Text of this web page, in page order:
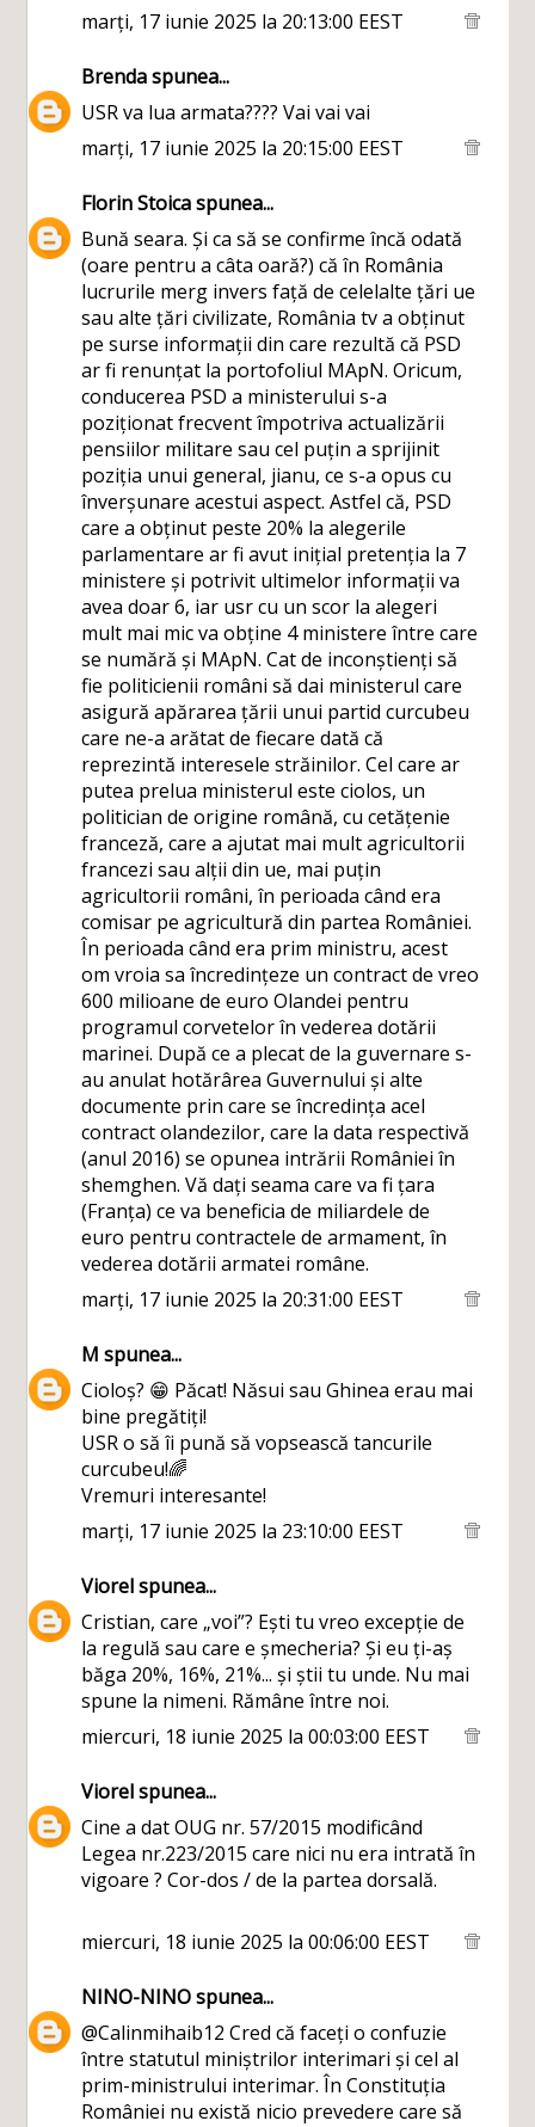
marți, 17 iunie 2025 la 20:13:00 EEST
Brendaspunea...
USR va lua armata???? Vai vai vai
marți, 17 iunie 2025 la 20:15:00 EEST
Florin Stoicaspunea...
Bună seara. Și ca să se confirme încă odată
(oare pentru a câta oară?) că în România
lucrurile merg invers față de celelalte țări ue
sau alte țări civilizate, România tv a obținut
pe surse informații din care rezultă că PSD
ar fi renunțat la portofoliul MApN. Oricum,
conducerea PSD a ministerului s-a
poziționat frecvent împotriva actualizării
pensiilor militare sau cel puțin a sprijinit
poziția unui general, jianu, ce s-a opus cu
înverșunare acestui aspect. Astfel că, PSD
care a obținut peste 20% la alegerile
parlamentare ar fi avut inițial pretenția la 7
ministere și potrivit ultimelor informații va
avea doar 6, iar usr cu un scor la alegeri
mult mai mic va obține 4 ministere între care
se numără și MApN. Cat de inconștienți să
fie politicienii români să dai ministerul care
asigură apărarea țării unui partid curcubeu
care ne-a arătat de fiecare dată că
reprezintă interesele străinilor. Cel care ar
putea prelua ministerul este ciolos, un
politician de origine română, cu cetățenie
franceză, care a ajutat mai mult agricultorii
francezi sau alții din ue, mai puțin
agricultorii români, în perioada când era
comisar pe agricultură din partea României.
În perioada când era prim ministru, acest
om vroia sa încredințeze un contract de vreo
600 milioane de euro Olandei pentru
programul corvetelor în vederea dotării
marinei. După ce a plecat de la guvernare s-
au anulat hotărârea Guvernului și alte
documente prin care se încredința acel
contract olandezilor, care la data respectivă
(anul 2016) se opunea intrării României în
shemghen. Vă dați seama care va fi țara
(Franța) ce va beneficia de miliardele de
euro pentru contractele de armament, în
vederea dotării armatei române.
marți, 17 iunie 2025 la 20:31:00 EEST
M spunea...
Cioloș? 😁 Păcat! Năsui sau Ghinea erau mai
bine pregătiți!
USR o să îi pună să vopsească tancurile
curcubeu!🌈
Vremuri interesante!
marți, 17 iunie 2025 la 23:10:00 EEST
Viorelspunea...
Cristian, care „voi”? Ești tu vreo excepție de
la regulă sau care e șmecheria? Și eu ți-aș
băga 20%, 16%, 21%... și știi tu unde. Nu mai
spune la nimeni. Rămâne între noi.
miercuri, 18 iunie 2025 la 00:03:00 EEST
Viorelspunea...
Cine a dat OUG nr. 57/2015 modificând
Legea nr.223/2015 care nici nu era intrată în
vigoare ? Cor-dos / de la partea dorsală.
miercuri, 18 iunie 2025 la 00:06:00 EEST
NINO-NINOspunea...
@Calinmihaib12 Cred că faceți o confuzie
între statutul miniștrilor interimari și cel al
prim-ministrului interimar. În Constituția
României nu există nicio prevedere care să